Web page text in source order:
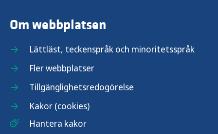
Om webbplatsen
Lättläst, teckenspråk och minoritetsspråk
Fler webbplatser
Tillgänglighetsredogörelse
Kakor (cookies)
Hantera kakor